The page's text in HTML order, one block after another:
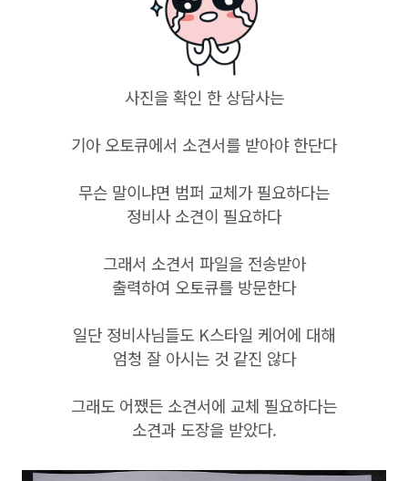
사진을 확인 한 상담사는
기아 오토큐에서 소견서를 받아야 한단다
무슨 말이냐면 범퍼 교체가 필요하다는
정비사 소견이 필요하다
그래서 소견서 파일을 전송받아
출력하여 오토큐를 방문한다
일단 정비사님들도 K스타일 케어에 대해
엄청 잘 아시는 것 같진 않다
그래도 어쨌든 소견서에 교체 필요하다는
소견과 도장을 받았다.